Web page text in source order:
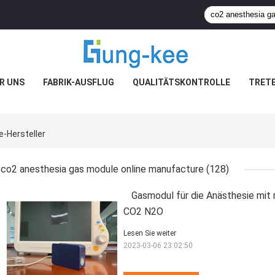
UNS FABRIK-AUSFLUG QUALITÄTSKONTROLLE
Hersteller
co2 anesthesia gas module online manufacture (128)
Gasmodul für die Anästhesie
CO2 N2O
Lesen Sie weiter
2023-03-06 23:02:50